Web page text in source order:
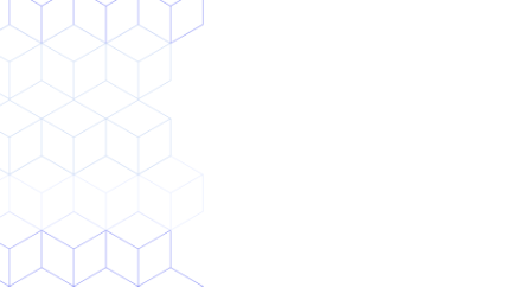
独自AI
検討